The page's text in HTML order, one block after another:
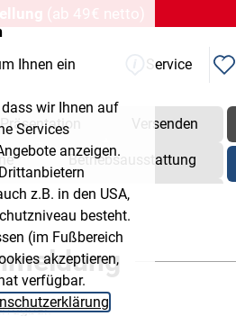
Ihnen ein
wir Ihnen auf
Services
anzeigen.
z.B. in den USA,
besteht.
(im Fußbereich
akzeptieren,
verfügbar.
(ab 49€ netto)
Service
Präsentation Versenden
Betriebsausstattung